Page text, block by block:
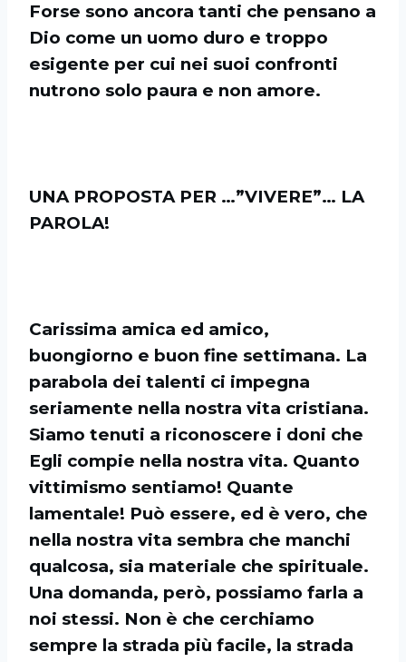
Forse sono ancora tanti che pensano a
Dio come un uomo duro e troppo
esigente per cui nei suoi confronti
nutrono solo paura e non amore.
UNA PROPOSTA PER …”VIVERE”… LA
PAROLA!
Carissima amica ed amico,
buongiorno e buon fine settimana. La
parabola dei talenti ci impegna
seriamente nella nostra vita cristiana.
Siamo tenuti a riconoscere i doni che
Egli compie nella nostra vita. Quanto
vittimismo sentiamo! Quante
lamentale! Può essere, ed è vero, che
nella nostra vita sembra che manchi
qualcosa, sia materiale che spirituale.
Una domanda, però, possiamo farla a
noi stessi. Non è che cerchiamo
sempre la strada più facile, la strada